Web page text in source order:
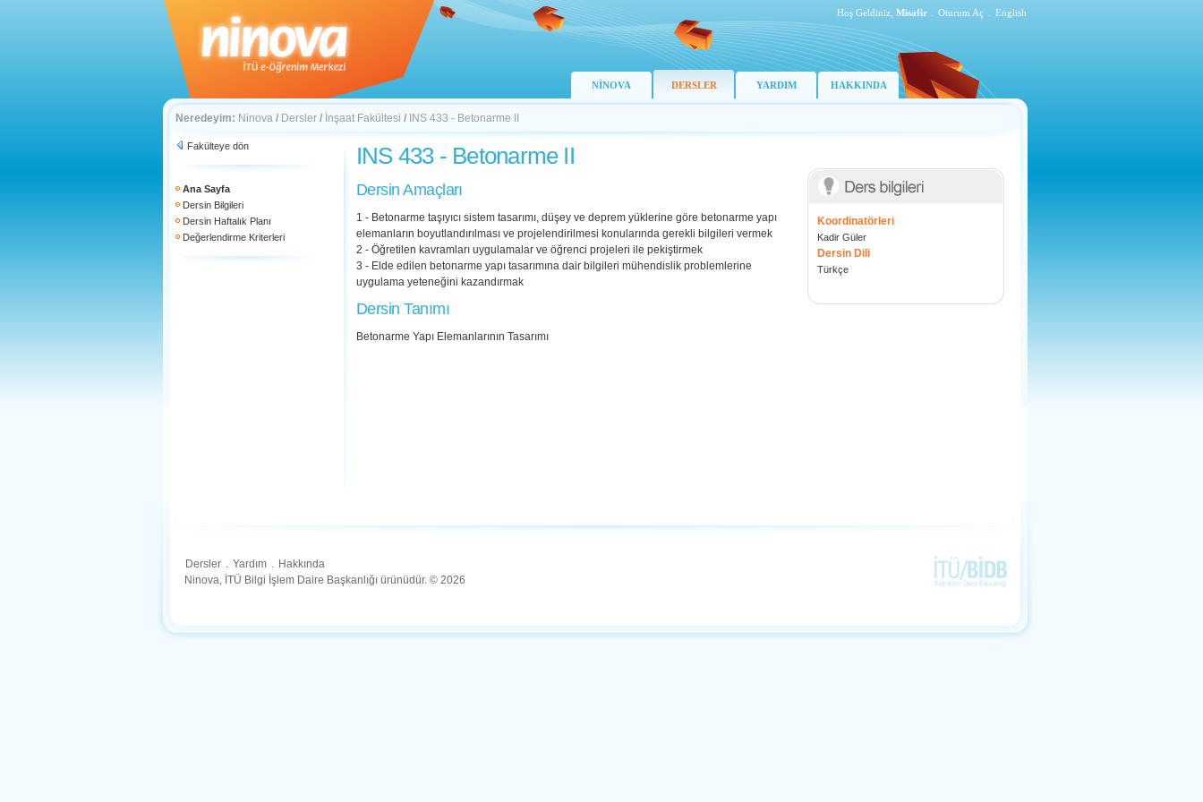
Hoş Geldiniz, Misafir Oturum Aç English
NİNOVA DERSLER YARDIM HAKKINDA
Neredeyim: Ninova / Dersler / İnşaat Fakültesi / INS 433 - Betonarme II
Fakülteye dön
Ana Sayfa
Dersin Bilgileri
Dersin Haftalık Planı
Değerlendirme Kriterleri
INS 433 - Betonarme II
Dersin Amaçları
1 - Betonarme taşıyıcı sistem tasarımı, düşey ve deprem yüklerine göre betonarme yapı
elemanların boyutlandırılması ve projelendirilmesi konularında gerekli bilgileri vermek
2 - Öğretilen kavramları uygulamalar ve öğrenci projeleri ile pekiştirmek
3 - Elde edilen betonarme yapı tasarımına dair bilgileri mühendislik problemlerine
uygulama yeteneğini kazandırmak
Dersin Tanımı
Betonarme Yapı Elemanlarının Tasarımı
Koordinatörleri
Kadir Güler
Dersin Dili
Türkçe
Dersler . Yardım . Hakkında
Ninova, İTÜ Bilgi İşlem Daire Başkanlığı ürünüdür. © 2026